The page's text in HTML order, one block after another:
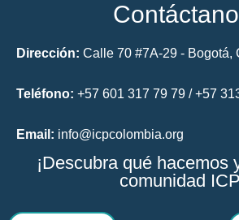
Dirección: Calle 70 #7A-29 - Bogotá,
Teléfono: +57 601 317 79 79 / +57
Email: info@icpcolombia.org
¡Descubra qué hacemos
comunidad